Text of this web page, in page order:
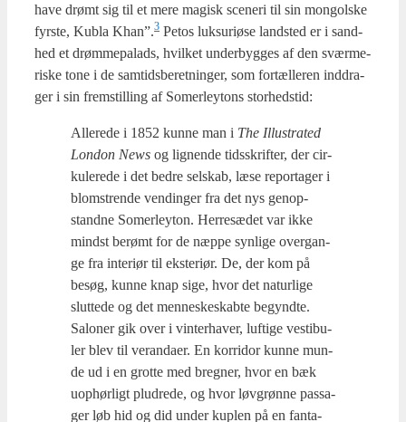
have drømt sig til et mere magisk sce­ne­ri til sin mongol­ske
fyr­ste, Kubla Khan”.3 Petos luk­suri­ø­se land­sted er i sand­
hed et drøm­me­pa­lads, hvil­ket under­byg­ges af den svær­me­
ri­ske tone i de sam­tids­be­ret­nin­ger, som for­tæl­leren ind­dra­
ger i sin frem­stil­ling af Somer­leytons stor­heds­tid:
Alle­re­de i 1852 kun­ne man i The Illu­stra­ted
Lon­don News og lig­nen­de tids­skrif­ter, der cir­
ku­le­re­de i det bed­re sel­skab, læse repor­ta­ger i
blom­stren­de ven­din­ger fra det nys genop­
stand­ne Somer­leyton. Her­re­sæ­det var ikke
mindst berømt for de næp­pe syn­li­ge over­gan­
ge fra inte­r­i­ør til ekste­ri­ør. De, der kom på
besøg, kun­ne knap sige, hvor det natur­li­ge
slut­te­de og det men­ne­ske­skab­te begynd­te.
Salo­ner gik over i vin­ter­ha­ver, luf­ti­ge vesti­bu­
ler blev til veran­da­er. En kor­ri­dor kun­ne mun­
de ud i en grot­te med breg­ner, hvor en bæk
uop­hør­ligt plud­re­de, og hvor løv­grøn­ne pas­sa­
ger løb hid og did under kup­len på en fan­ta­